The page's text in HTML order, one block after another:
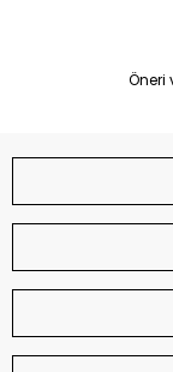
Öneri